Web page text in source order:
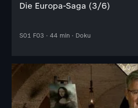
Die Europa-Saga (3/6)
S01 F03 · 44 min · Doku